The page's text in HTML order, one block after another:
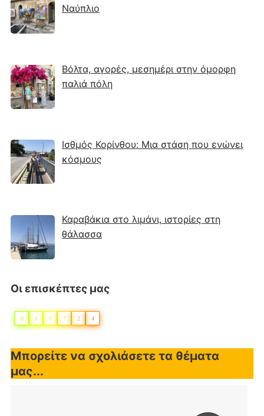
Ναύπλιο
Βόλτα, αγορές, μεσημέρι στην όμορφη
παλιά πόλη
Ισθμός Κορίνθου: Μια στάση που ενώνει
κόσμους
Καραβάκια στο λιμάνι, ιστορίες στη
θάλασσα
Οι επισκέπτες μας
0 6 0 7 2 4
Μπορείτε να σχολιάσετε τα θέματα
μας...